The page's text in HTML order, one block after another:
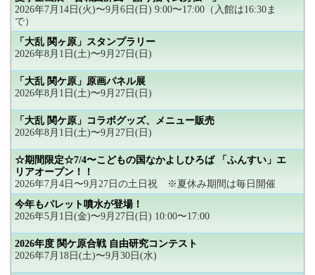
2026年7月14日(火)〜9月6日(日) 9:00〜17:00（入館は16:30ま
で）
「大乱 関ヶ原」スタンプラリー
2026年8月1日(土)〜9月27日(日)
「大乱 関ケ原」原画パネル展
2026年8月1日(土)〜9月27日(日)
「大乱 関ケ原」コラボグッズ、メニュー販売
2026年8月1日(土)〜9月27日(日)
☆期間限定☆7/4〜こどもの国なかよしひろば 「ふんすい」エ
リアオープン！！
2026年7月4日〜9月27日の土日祝 ※夏休み期間は毎日開催
今年もパレット噴水が登場！
2026年5月1日(金)〜9月27日(日) 10:00〜17:00
2026年度 関ケ原合戦 自由研究コンテスト
2026年7月18日(土)〜9月30日(水)